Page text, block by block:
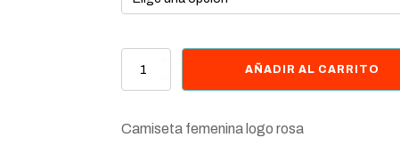
Camiseta
cantidad
AÑADIR AL CARRITO
Camiseta femenina logo rosa